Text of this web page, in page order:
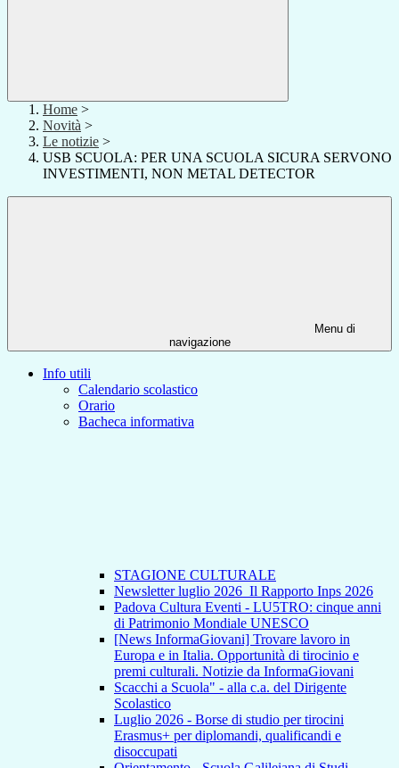
Home >
Novità >
Le notizie >
USB SCUOLA: PER UNA SCUOLA SICURA SERVONO
INVESTIMENTI, NON METAL DETECTOR
Menu di
navigazione
Info utili
Calendario scolastico
Orario
Bacheca informativa
STAGIONE CULTURALE
Newsletter luglio 2026_Il Rapporto Inps 2026
Padova Cultura Eventi - LU5TRO: cinque anni
di Patrimonio Mondiale UNESCO
[News InformaGiovani] Trovare lavoro in
Europa e in Italia. Opportunità di tirocinio e
premi culturali. Notizie da InformaGiovani
Scacchi a Scuola" - alla c.a. del Dirigente
Scolastico
Luglio 2026 - Borse di studio per tirocini
Erasmus+ per diplomandi, qualificandi e
disoccupati